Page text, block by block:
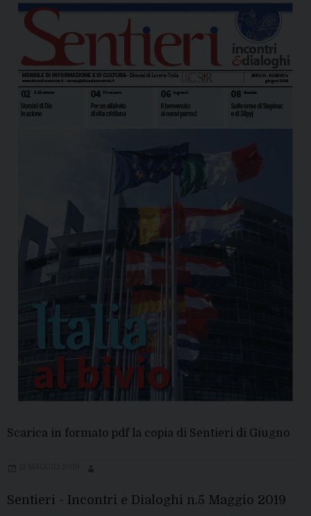
Gesù
Scarica in formato pdf la copia di Sentieri di Giugno
Sentieri - Incontri e Dialoghi n.5 Maggio 2019